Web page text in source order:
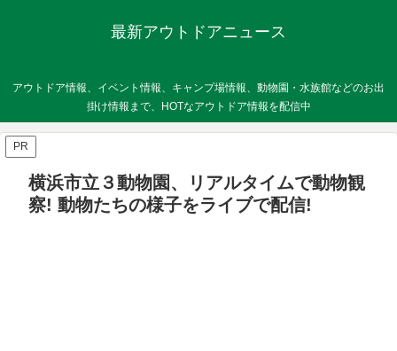
最新アウトドアニュース
アウトドア情報、イベント情報、キャンプ場情報、動物園・水族館などのお出
掛け情報まで、HOTなアウトドア情報を配信中
PR
横浜市立３動物園、リアルタイムで動物観
察! 動物たちの様子をライブで配信!